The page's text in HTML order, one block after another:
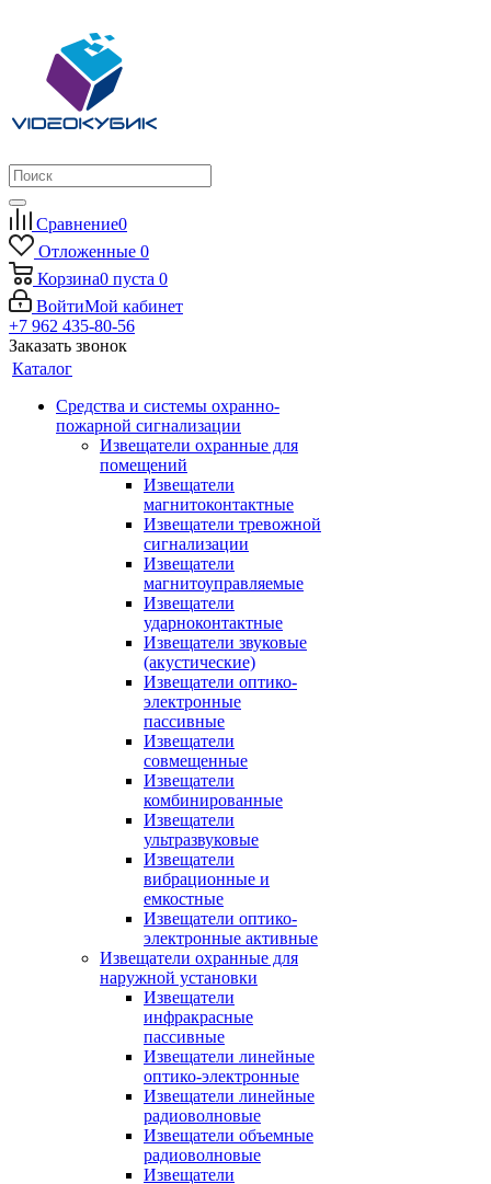
Сравнение0
Отложенные 0
Корзина0 пуста 0
ВойтиМой кабинет
+7 962 435-80-56
Заказать звонок
Каталог
Средства и системы охранно-
пожарной сигнализации
Извещатели охранные для
помещений
Извещатели
магнитоконтактные
Извещатели тревожной
сигнализации
Извещатели
магнитоуправляемые
Извещатели
ударноконтактные
Извещатели звуковые
(акустические)
Извещатели оптико-
электронные
пассивные
Извещатели
совмещенные
Извещатели
комбинированные
Извещатели
ультразвуковые
Извещатели
вибрационные и
емкостные
Извещатели оптико-
электронные активные
Извещатели охранные для
наружной установки
Извещатели
инфракрасные
пассивные
Извещатели линейные
оптико-электронные
Извещатели линейные
радиоволновые
Извещатели объемные
радиоволновые
Извещатели